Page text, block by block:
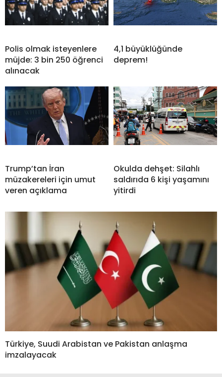
Polis olmak isteyenlere
müjde: 3 bin 250 öğrenci
alınacak
4,1 büyüklüğünde
deprem!
Trump’tan İran
müzakereleri için umut
veren açıklama
Okulda dehşet: Silahlı
saldırıda 6 kişi yaşamını
yitirdi
Türkiye, Suudi Arabistan ve Pakistan anlaşma
imzalayacak